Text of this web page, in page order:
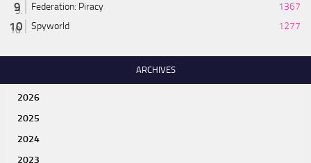
Federation: Piracy
1367
Spyworld
1277
ARCHIVES
2026
2025
2024
2023